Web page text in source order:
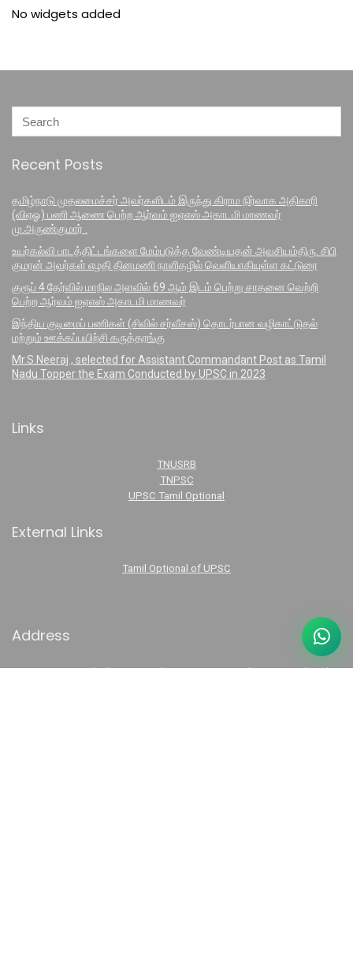
No widgets added
Recent Posts
தமிழ்நாடு முதலமைச்சர் அவர்களிடம் இருந்து கிராம நிர்வாக அதிகாரி
(விஏஓ) பணி ஆணை பெற்ற ஆர்வம் ஐஏஎஸ் அகாடமி மாணவர்
மு.அருண்குமார் .
உயர்கல்வி பாடத்திட்டங்களை மேம்படுத்த வேண்டியதன் அவசியம்திரு. சிபி
குமரன் அவர்கள் எழதி தினமணி நாளிதழில் வெளியாகியுள்ள கட்டுரை
குரூப் 4 தேர்வில் மாநில அளவில் 69 ஆம் இடம் பெற்று சாதனை வெற்றி
பெற்ற ஆர்வம் ஐஏஎஸ் அகாடமி மாணவர்
இந்திய குடிமைப் பணிகள் (சிவில் சர்வீசஸ்) தொடர்பான வழிகாட்டுதல்
மற்றும் ஊக்கப்பயிற்சி கருத்தரங்கு
Mr.S.Neeraj , selected for Assistant Commandant Post as Tamil
Nadu Topper the Exam Conducted by UPSC in 2023
Links
TNUSRB
TNPSC
UPSC Tamil Optional
External Links
Tamil Optional of UPSC
Address
2165, 1st St, L Block, Kurinji Colony, Anna Nagar, Chennai, Tamil Nadu